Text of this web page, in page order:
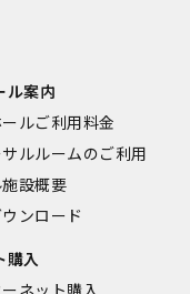
ル案内
ルご利用料金
サルルームのご利用
設概要
ンロード
購入
ネット購入